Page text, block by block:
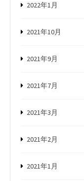
2022年1月
2021年10月
2021年9月
2021年7月
2021年3月
2021年2月
2021年1月